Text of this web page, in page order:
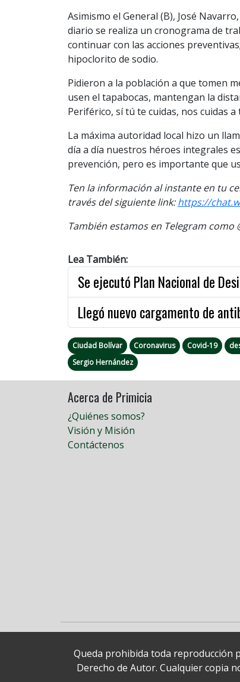
Asimismo el General (B), José
diario se realiza un cronograma de
continuar con las acciones
hipoclorito de sodio.
Pidieron a la población a que tomen
usen el tapabocas, mantengan la
Periférico, sí tú te cuidas, nos cuidas a
La máxima autoridad local hizo un
día a día nuestros héroes integrales
prevención, pero es importante que
Ten la información al instante en tu
través del siguiente link:https://
También estamos en Telegram
Lea También:
Se ejecutó Plan Nacional de
Llegó nuevo cargamento de
Ciudad Bolívar Coronavirus Covid-19
Sergio Hernández
Acerca de Primicia
¿Quiénes somos?
Visión y Misión
Contáctenos
Queda prohibida toda reproducción
Derecho de Autor. Cualquier copia